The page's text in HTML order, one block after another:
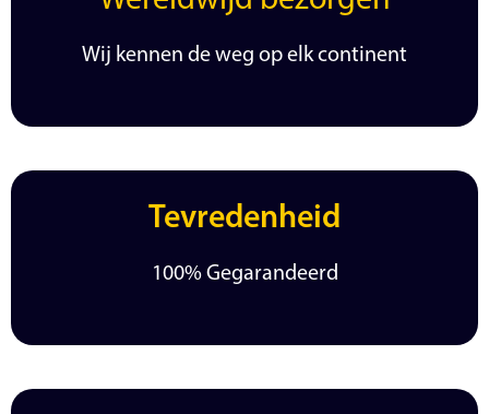
Wij kennen de weg op elk continent
Tevredenheid
100% Gegarandeerd